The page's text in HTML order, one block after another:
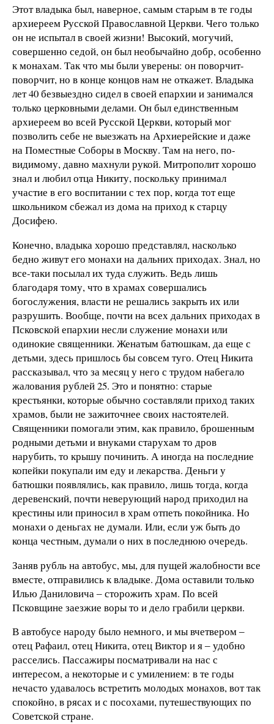
Этот владыка был, наверное, самым старым в те годы
архиереем Русской Православной Церкви. Чего только
он не испытал в своей жизни! Высокий, могучий,
совершенно седой, он был необычайно добр, особенно
к монахам. Так что мы были уверены: он поворчит-
поворчит, но в конце концов нам не откажет. Владыка
лет 40 безвыездно сидел в своей епархии и занимался
только церковными делами. Он был единственным
архиереем во всей Русской Церкви, который мог
позволить себе не выезжать на Архиерейские и даже
на Поместные Соборы в Москву. Там на него, по-
видимому, давно махнули рукой. Митрополит хорошо
знал и любил отца Никиту, поскольку принимал
участие в его воспитании с тех пор, когда тот еще
школьником сбежал из дома на приход к старцу
Досифею.
Конечно, владыка хорошо представлял, насколько
бедно живут его монахи на дальних приходах. Знал, но
все-таки посылал их туда служить. Ведь лишь
благодаря тому, что в храмах совершались
богослужения, власти не решались закрыть их или
разрушить. Вообще, почти на всех дальних приходах в
Псковской епархии несли служение монахи или
одинокие священники. Женатым батюшкам, да еще с
детьми, здесь пришлось бы совсем туго. Отец Никита
рассказывал, что за месяц у него с трудом набегало
жалования рублей 25. Это и понятно: старые
крестьянки, которые обычно составляли приход таких
храмов, были не зажиточнее своих настоятелей.
Священники помогали этим, как правило, брошенным
родными детьми и внуками старухам то дров
нарубить, то крышу починить. А иногда на последние
копейки покупали им еду и лекарства. Деньги у
батюшки появлялись, как правило, лишь тогда, когда
деревенский, почти неверующий народ приходил на
крестины или приносил в храм отпеть покойника. Но
монахи о деньгах не думали. Или, если уж быть до
конца честным, думали о них в последнюю очередь.
Заняв рубль на автобус, мы, для пущей жалобности все
вместе, отправились к владыке. Дома оставили только
Илью Даниловича ‒ сторожить храм. По всей
Псковщине заезжие воры то и дело грабили церкви.
В автобусе народу было немного, и мы вчетвером ‒
отец Рафаил, отец Никита, отец Виктор и я ‒ удобно
расселись. Пассажиры посматривали на нас с
интересом, а некоторые и с умилением: в те годы
нечасто удавалось встретить молодых монахов, вот так
спокойно, в рясах и с посохами, путешествующих по
Советской стране.